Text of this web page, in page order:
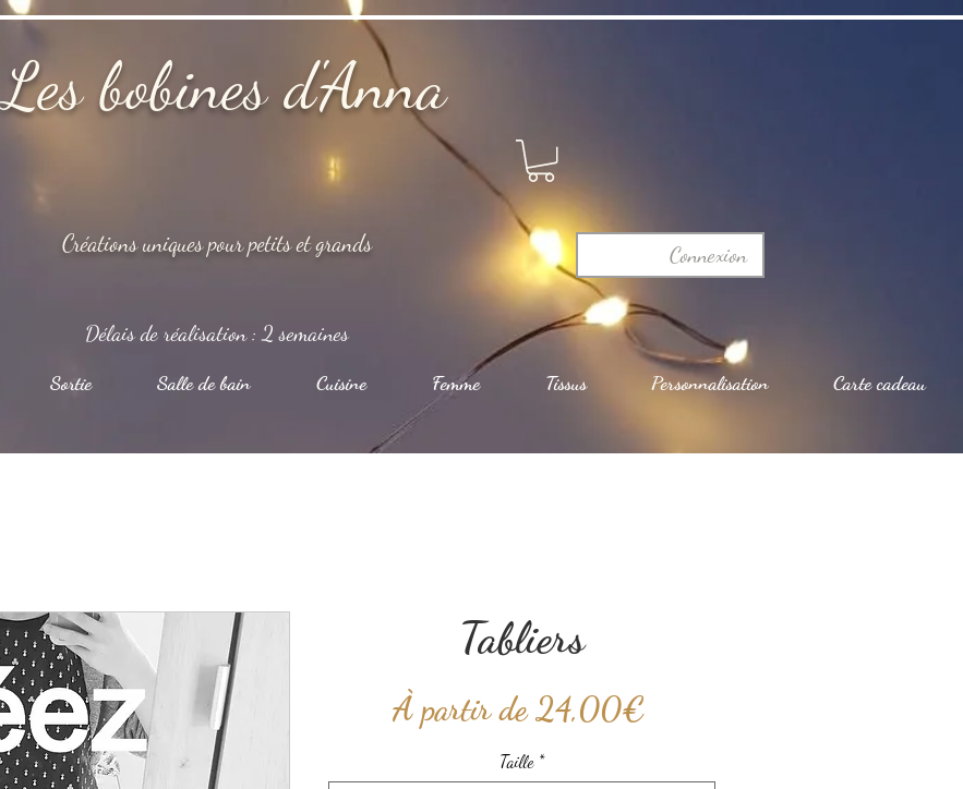
Les bobines d'Anna
Créations uniques pour petits et grands Connexion
Délais de réalisation : 2 semaines
Sortie Salle de bain Cuisine Femme Tissus Personnalisation Carte cadeau
Tabliers
À partir de24,00€
Taille *